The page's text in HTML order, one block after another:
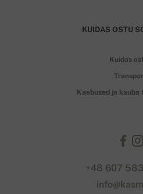
KUIDAS OSTU
Kuidas
Kaebused ja kauba
+48 607